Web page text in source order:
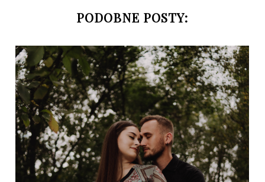
PODOBNE POSTY: